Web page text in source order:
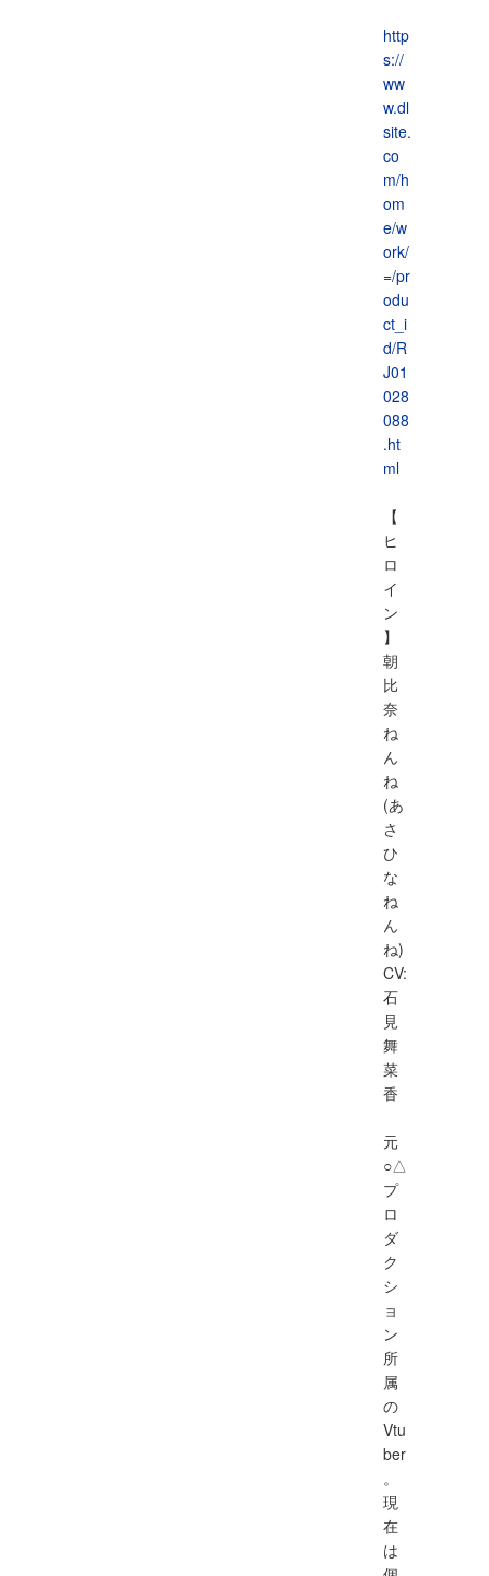
http
s://
ww
w.dl
site.
co
m/h
om
e/w
ork/
=/pr
odu
ct_i
d/R
J01
028
088
.ht
ml
【
ヒ
ロ
イ
ン
】
朝
比
奈
ね
ん
ね
(あ
さ
ひ
な
ね
ん
ね)
CV:
石
見
舞
菜
香
元
○△
プ
ロ
ダ
ク
シ
ョ
ン
所
属
の
Vtu
ber
。
現
在
は